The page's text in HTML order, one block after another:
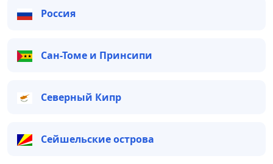
Россия
Сан-Томе и Принсипи
Северный Кипр
Сейшельские острова